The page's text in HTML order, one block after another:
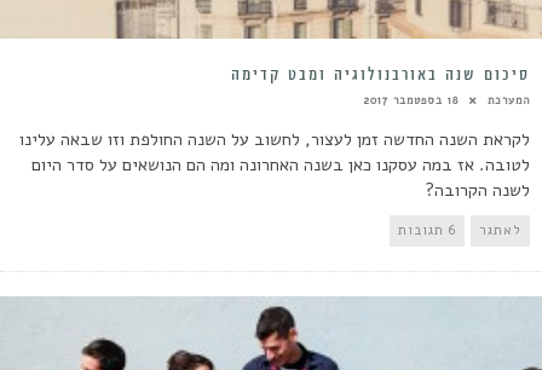
סיכום שנה באורבנולוגיה ומבט קדימה
המערכת 18 בספטמבר 2017
לקראת השנה החדשה זמן לעצור, לחשוב על השנה החולפת וזו שבאה עלינו
לטובה. אז במה עסקנו כאן בשנה האחרונה ומה הם הנושאים על סדר היום
לשנה הקרובה?
לאתגר 6 תגובות